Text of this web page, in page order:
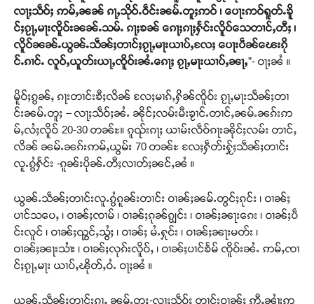
လႃႈသဵဝ်ႈ ဢမ်ႇၼၼ် ၵႃႇသိုဝ်ႉဝဵင်းၼမ်ႉတူႈဢဝ် ၊ ပေႃးဢဝ်ရူတ်ႉၶိူ
င်ႈၵႂႃႇမႃးၸိူဝ်းၼၼ်ႉသမ်ႉ ၵႃႈၶၼ် ၵေႃႈၵႃႈႁႅင်းလိူဝ်သေတၢင်ႇတီႈ ၊
လိူဝ်ၼၼ်ႉယွၼ်ႉသဵၼ်ႈတၢင်ႈၵႂႃႇမႃးယၢပ်ႇလႄႈ ပေႃးပဵၼ်ၽေးၵို
င်ႉၵၢင်ႉ လူဝ်ႇယူတ်းယႃႇၸိူဝ်းၼႆႉၵေႃႈ ၵႂႃႇမႃးယၢပ်ႇၼႃႇ”- ဝႃႈၼႆ ။
မိူဝ်ႈၵွၼ်ႇ ၵႃးတၢင်းၶီႈလိၼ် လႄႈမၢၵ်ႇႁိၼ်ၸိူဝ်း ၵႂႃႇမႃးသဵၼ်ႈတၢ
င်းၼမ်ႉတူႈ – လႃႈသဵဝ်ႈၼႆႉ ၼိုင်ႈလမ်းမီးၶႂၢင်ႉတၢင်ႇၼမ်ႉၼၵ်းဢ
မ်ႇလႆႈလိူဝ် 20-30 တၼ်ႊ။ ၵူၺ်းၵႃႈ ယၢမ်းလဵဝ်ၵႃးၼိုင်ႈလမ်း တၢင်ႇ
လိၼ် ၼမ်ႉၼၵ်းဢမ်ႇယွမ်း 70 တၼ်ႊ လႄႈႁဵတ်းႁႂ်ႈသဵၼ်ႈတၢင်း
လူႉၵွႆႁႅင်း -ၵူၼ်းပိုၼ်ႉတီႈလၢတ်ႈၼင်ႇၼႆ ။
ယွၼ်ႉသဵၼ်ႈတၢင်းလူႉၵွႆၵူၼ်းတၢင်း ဝၢၼ်ႈၼမ်ႉတွင်ႈၵုင်း ၊ ဝၢၼ်ႈ
ပၢင်သပေႇ ၊ ဝၢၼ်ႈၸၢမ် ၊ ဝၢၼ်ႈၵုၼ်ၵျွင်း ၊ ဝၢၼ်ႈၼႃးၵေး ၊ ဝၢၼ်ႈပဵ
င်းလူင် ၊ ဝၢၼ်ႈၺွင်ႇသွႆႈ ၊ ဝၢၼ်ႈ မႆႉႁုင်း ၊ ဝၢၼ်ႈၼႃးမတ်း ၊
ဝၢၼ်ႈၼႃးသၢႆး ၊ ဝၢၼ်ႈလုၵ်းလိူဝ်ႇ ၊ ဝၢၼ်ႈပၢင်ၶႅမ် ၸိူဝ်းၼႆႉ ဢမ်ႇၸၢ
င်ႈၵႂႃႇမႃး ယၢပ်ႇၽိုတ်ႇဝႆႉ ဝႃႈၼႆ ။
ယွၼ်ႉသဵၼ်ႈတၢင်းၵႂႃႇ ၼမ်ႉတူႈ-လႃႈသဵဝ်ႈ တၢင်းဝၢၼ်ႈ ဢီႇၼၢႆးဢ